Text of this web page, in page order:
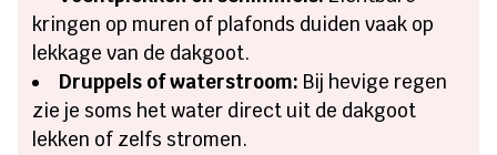
kringen op muren of plafonds duiden vaak op
lekkage van de dakgoot.
Druppels of waterstroom: Bij hevige regen
zie je soms het water direct uit de dakgoot
lekken of zelfs stromen.